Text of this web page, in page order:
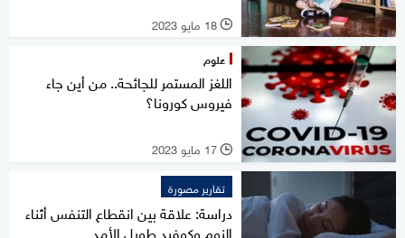
l 18 مايو 2023
علوم
اللغز المستمر للجائحة.. من أين جاء
فيروس كورونا؟
l 17 مايو 2023
تقارير مصورة
دراسة: علاقة بين انقطاع التنفس أثناء
النوم وكوفيد طويل الأمد